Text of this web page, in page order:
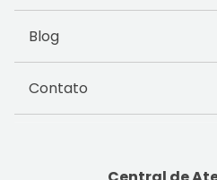
Blog
Contato